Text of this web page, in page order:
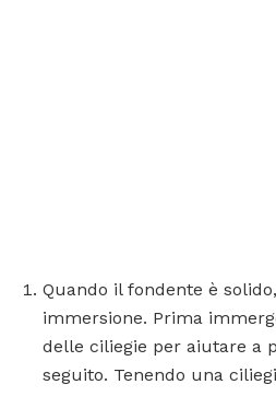
Quando il fondente è
immersione. Prima
delle ciliegie per aiutare a
seguito. Tenendo una